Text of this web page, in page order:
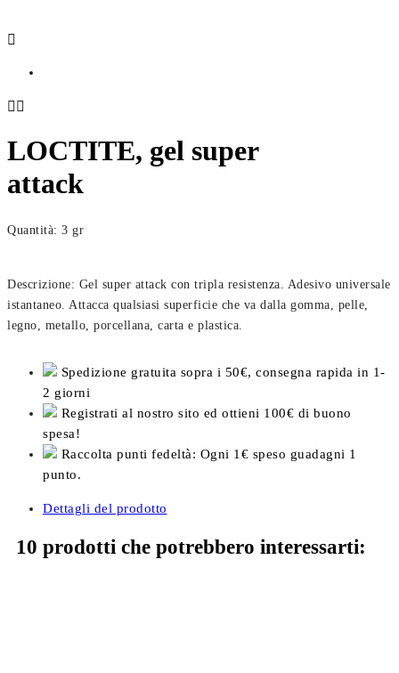

 
LOCTITE, gel super
attack
Quantità: 3 gr
Descrizione: Gel super attack con tripla resistenza. Adesivo universale
istantaneo. Attacca qualsiasi superficie che va dalla gomma, pelle,
legno, metallo, porcellana, carta e plastica.
Spedizione gratuita sopra i 50€, consegna rapida in 1-
2 giorni
Registrati al nostro sito ed ottieni 100€ di buono
spesa!
Raccolta punti fedeltà: Ogni 1€ speso guadagni 1
punto.
Dettagli del prodotto
10 prodotti che potrebbero interessarti: